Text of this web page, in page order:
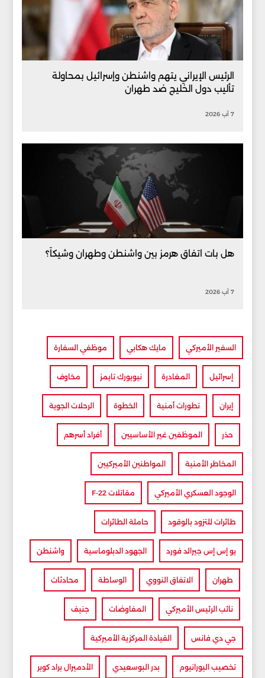
الرئيس الإيراني يتهم واشنطن وإسرائيل بمحاولة
تأليب دول الخليج ضد طهران
7 آب 2026
هل بات اتفاق هرمز بين واشنطن وطهران وشيكاً؟
7 آب 2026
السفير الأميركي مايك هكابي موظفي السفارة
إسرائيل المغادرة نيويورك تايمز مخاوف
إيران تطورات أمنية الخطوة الرحلات الجوية
حذر الموظفين غير الأساسيين أفراد أسرهم
المخاطر الأمنية المواطنين الأميركيين
الوجود العسكري الأميركي مقاتلات F-22
طائرات للتزود بالوقود حاملة الطائرات
يو إس إس جيرالد فورد الجهود الدبلوماسية واشنطن
طهران الاتفاق النووي الوساطة محادثات
نائب الرئيس الأميركي المفاوضات جنيف
جي دي فانس القيادة المركزية الأميركية
تخصيب اليورانيوم بدر البوسعيدي الأدميرال براد كوبر